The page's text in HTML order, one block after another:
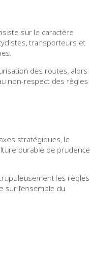
sur le caractère
transporteurs et
des routes, alors
non-respect des règles
stratégiques, le
durable de prudence
les règles
l’ensemble du